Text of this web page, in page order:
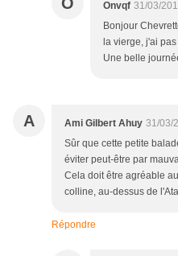
Onvqf 31/03/
Bonjour
la vierge, j'ai
Une belle
A Ami Gilbert Ahuy 31/03/
Sûr que cette petite
éviter peut-être par
Cela doit être agréable
colline, au-dessus de
Répondre